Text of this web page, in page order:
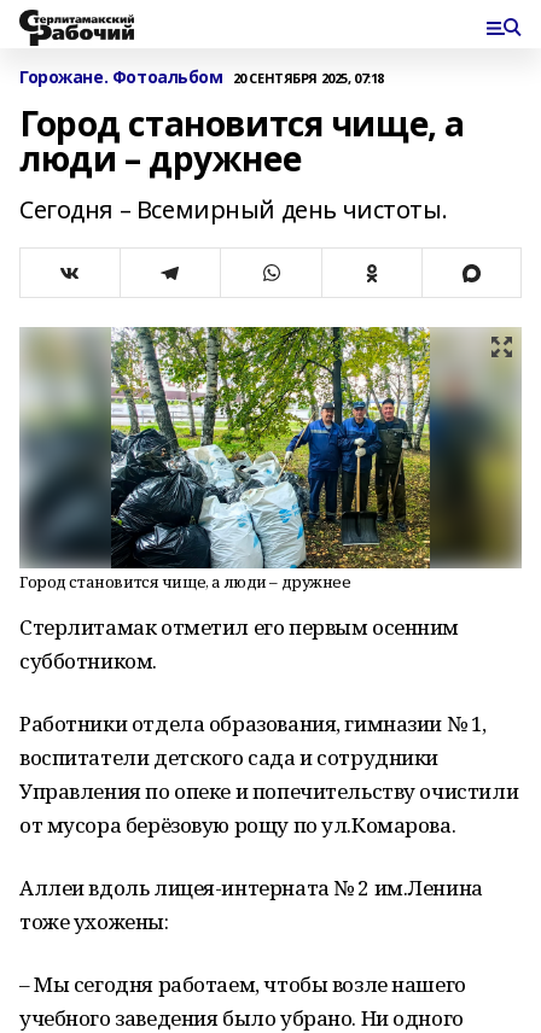
Горожане. Фотоальбом 20 СЕНТЯБРЯ 2025, 07:18
Город становится чище, а
люди – дружнее
Сегодня – Всемирный день чистоты.
Город становится чище, а люди – дружнее
Стерлитамак отметил его первым осенним
субботником.
Работники отдела образования, гимназии № 1,
воспитатели детского сада и сотрудники
Управления по опеке и попечительству очистили
от мусора берёзовую рощу по ул.Комарова.
Аллеи вдоль лицея-интерната № 2 им.Ленина
тоже ухожены:
– Мы сегодня работаем, чтобы возле нашего
учебного заведения было убрано. Ни одного